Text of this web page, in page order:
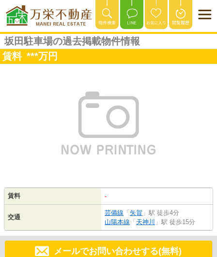
坂田駐車場の過去掲載物件情報
賃料 ***万円
賃料 -
交通
芸備線 「矢賀 」駅 徒歩4分
山陽本線 「天神川 」駅 徒歩15分
メールでお問い合わせする(無料)